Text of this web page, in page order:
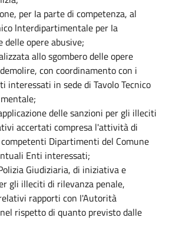
per Ia parte di competenza, al
lnterdipartimentale per Ia
delle opere abusive;
allo sgombero delle opere
con coordinamento con i
interessati in sede di Tavolo Tecnico
delle sanzioni per gli illeciti
accertati compresa l'attività di
Dipartimenti del Comune
Enti interessati;
Giudiziaria, di iniziativa e
gli illeciti di rilevanza penale,
rapporti con I'Autorità
rispetto di quanto previsto dalle